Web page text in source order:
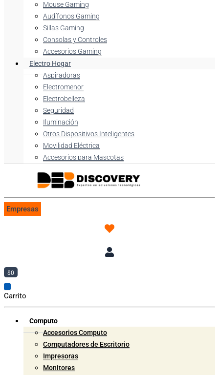
Mouse Gaming
Audífonos Gaming
Sillas Gaming
Consolas y Controles
Accesorios Gaming
Electro Hogar
Aspiradoras
Electromenor
Electrobelleza
Seguridad
Iluminación
Otros Dispositivos Inteligentes
Movilidad Eléctrica
Accesorios para Mascotas
Empresas
$0
Carrito
Computo
Accesorios Computo
Computadores de Escritorio
Impresoras
Monitores